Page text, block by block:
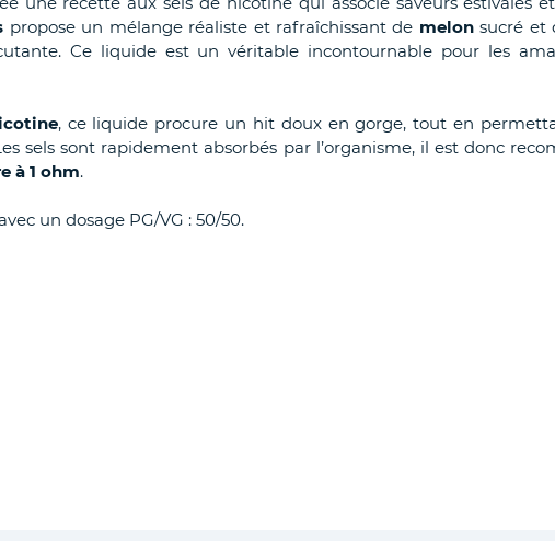
propose un mélange réaliste et rafraîchissant de melonsucré et
Ce liquide est un véritable incontournable pour les
, ce liquide procure un hit doux en gorge, tout en
sels sont rapidement absorbés par l’organisme, il est donc
à 1 ohm.
un dosage PG/VG : 50/50.